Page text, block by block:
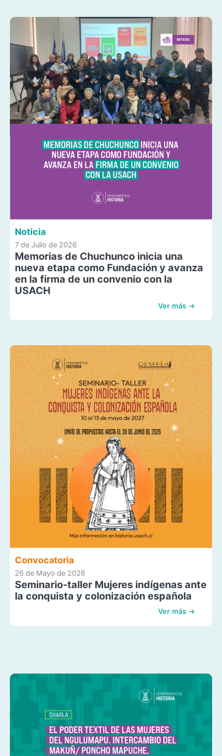
Noticia
7 de Julio de 2026
Memorias de Chuchunco inicia una
nueva etapa como Fundación y avanza
en la firma de un convenio con la
USACH
Ver más →
Convocatoria
26 de Mayo de 2026
Seminario-taller Mujeres indígenas ante
la conquista y colonización española
Ver más →